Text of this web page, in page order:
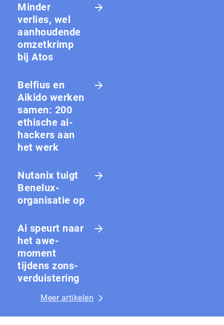
Minder
verlies, wel
aanhoudende
omzetkrimp
bij Atos
Belfius en
Aikido werken
samen: 200
ethische ai-
hackers aan
het werk
Nutanix tuigt
Benelux-
organisatie op
Ai speurt naar
het awe-
moment
tijdens zons­
ver­duis­te­ring
Meer artikelen